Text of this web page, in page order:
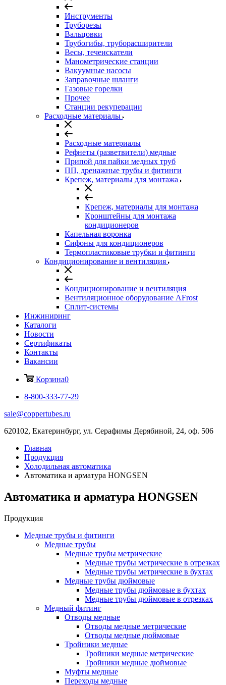
Инструменты
Труборезы
Вальцовки
Трубогибы, труборасширители
Весы, течеискатели
Манометрические станции
Вакуумные насосы
Заправочные шланги
Газовые горелки
Прочее
Станции рекуперации
Расходные материалы
Расходные материалы
Рефнеты (разветвители) медные
Припой для пайки медных труб
ПП, дренажные трубы и фитинги
Крепеж, материалы для монтажа
Крепеж, материалы для монтажа
Кронштейны для монтажа
кондиционеров
Капельная воронка
Сифоны для кондиционеров
Термопластиковые трубки и фитинги
Кондиционирование и вентиляция
Кондиционирование и вентиляция
Вентиляционное оборудование AFrost
Сплит-системы
Инжиниринг
Каталоги
Новости
Сертификаты
Контакты
Вакансии
Корзина0
8-800-333-77-29
sale@coppertubes.ru
620102, Екатеринбург, ул. Серафимы Дерябиной, 24, оф. 506
Главная
Продукция
Холодильная автоматика
Автоматика и арматура HONGSEN
Автоматика и арматура HONGSEN
Продукция
Медные трубы и фитинги
Медные трубы
Медные трубы метрические
Медные трубы метрические в отрезках
Медные трубы метрические в бухтах
Медные трубы дюймовые
Медные трубы дюймовые в бухтах
Медные трубы дюймовые в отрезках
Медный фитинг
Отводы медные
Отводы медные метрические
Отводы медные дюймовые
Тройники медные
Тройники медные метрические
Тройники медные дюймовые
Муфты медные
Переходы медные